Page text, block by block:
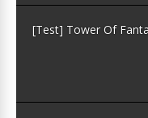
[Test] Tower Of